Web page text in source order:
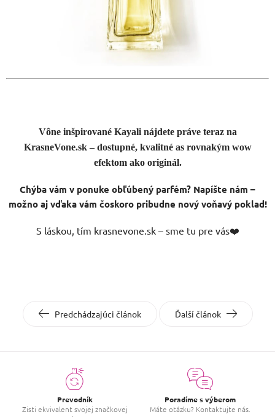
Vône inšpirované Kayali nájdete práve teraz na
KrasneVone.sk – dostupné, kvalitné as rovnakým wow
efektom ako originál.
Chýba vám v ponuke obľúbený parfém? Napíšte nám –
možno aj vďaka vám čoskoro pribudne nový voňavý poklad!
S láskou, tím krasnevone.sk – sme tu pre vás❤️
Predchádzajúci článok Ďalší článok
Prevodník
Zisti ekvivalent svojej značkovej
Poradíme s výberom
Máte otázku? Kontaktujte nás.